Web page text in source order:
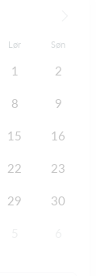
Lør Søn
1 2
8 9
15 16
22 23
29 30